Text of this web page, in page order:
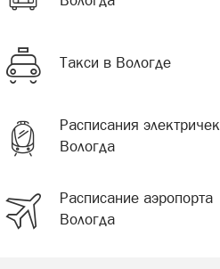
Такси в Вологде
Расписания электричек
Вологда
Расписание аэропорта
Вологда